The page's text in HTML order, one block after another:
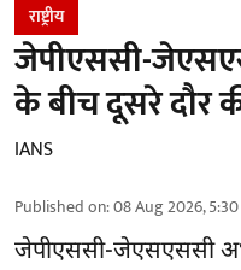
राष्ट्रीय
जेपीएससी-
के बीच दूसरे दौर
IANS
Published on:08 Aug 2026,
जेपीएससी-जेएसएससी